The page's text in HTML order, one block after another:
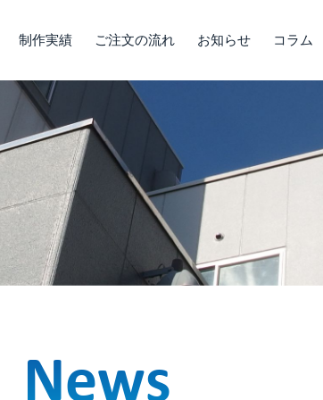
制作実績 ご注文の流れ お知らせ コラム
News